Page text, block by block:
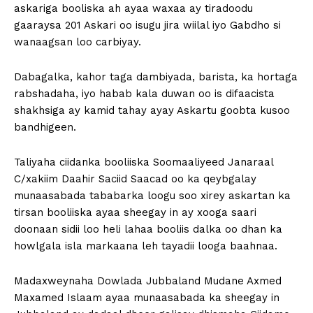
askariga booliska ah ayaa waxaa ay tiradoodu
gaaraysa 201 Askari oo isugu jira wiilal iyo Gabdho si
wanaagsan loo carbiyay.
Dabagalka, kahor taga dambiyada, barista, ka hortaga
rabshadaha, iyo habab kala duwan oo is difaacista
shakhsiga ay kamid tahay ayay Askartu goobta kusoo
bandhigeen.
Taliyaha ciidanka booliiska Soomaaliyeed Janaraal
C/xakiim Daahir Saciid Saacad oo ka qeybgalay
munaasabada tababarka loogu soo xirey askartan ka
tirsan booliiska ayaa sheegay in ay xooga saari
doonaan sidii loo heli lahaa booliis dalka oo dhan ka
howlgala isla markaana leh tayadii looga baahnaa.
Madaxweynaha Dowlada Jubbaland Mudane Axmed
Maxamed Islaam ayaa munaasabada ka sheegay in